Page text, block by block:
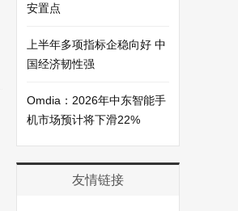
安置点
上半年多项指标企稳向好 中
国经济韧性强
Omdia：2026年中东智能手
机市场预计将下滑22%
友情链接